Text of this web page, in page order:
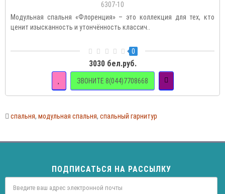
6307-10
Модульная спальня «Флоренция» – это коллекция для тех, кто
ценит изысканность и утончённость классич..
0
3030 бел.руб.
ЗВОНИТЕ 8(044)7708668
спальня, модульная спальня, спальный гарнитур
ПОДПИСАТЬСЯ НА РАССЫЛКУ